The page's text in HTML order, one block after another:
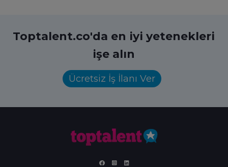
Toptalent.co'da en iyi yetenekleri
işe alın
Ücretsiz İş İlanı Ver